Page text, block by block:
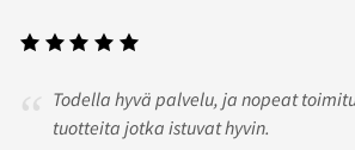
Todella hyvä palvelu, ja nopeat
tuotteita jotka istuvat hyvin.